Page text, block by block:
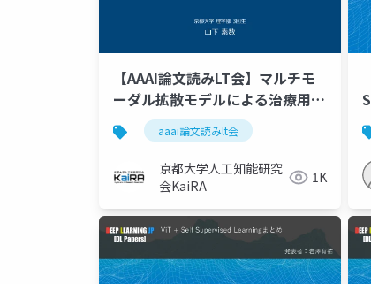
【AAAI論文読みLT会】マルチモ
ーダル拡散モデルによる治療用ペ
プチド生成aaai論文読みlt会
京都大学人工知能研究
会KaiRA
1K